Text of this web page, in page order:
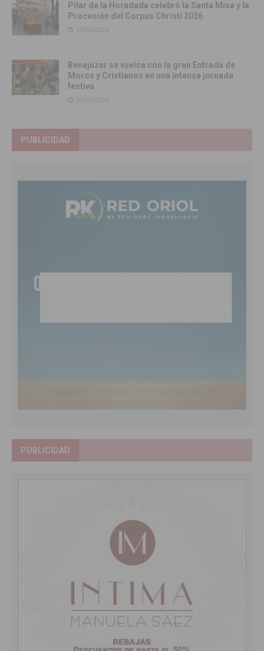
Pilar de la Horadada celebró la Santa Misa y la
Procesión del Corpus Christi 2026
11/06/2026
Benejúzar se vuelca con la gran Entrada de
Moros y Cristianos en una intensa jornada
festiva
09/06/2026
PUBLICIDAD
PUBLICIDAD